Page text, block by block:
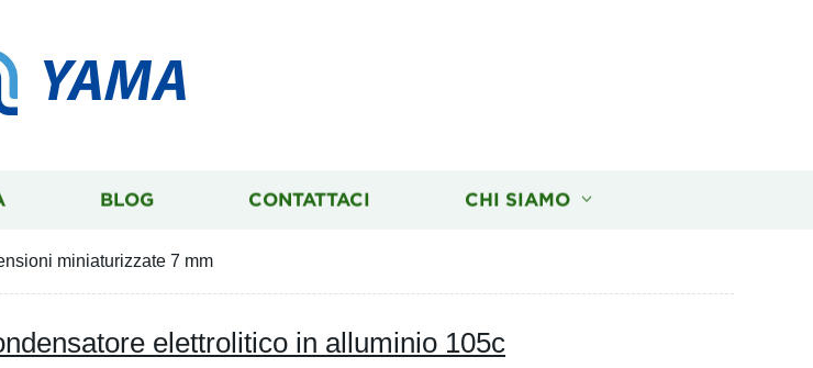
YAMA
BLOG CONTATTACI CHI SIAMO
miniaturizzate 7 mm
elettrolitico in alluminio 105c